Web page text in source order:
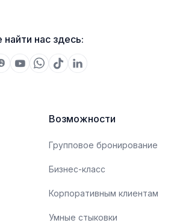
нас здесь:
Возможности
Групповое бронирование
Бизнес-класс
Корпоративным клиентам
Умные стыковки